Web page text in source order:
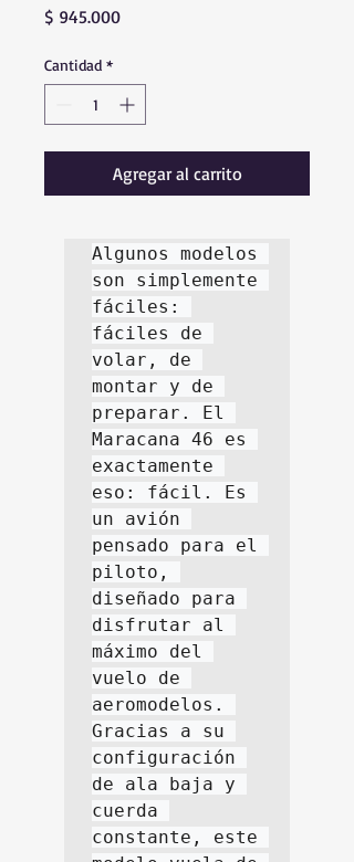
$ 945.000Precio
Cantidad *
Agregar al carrito
Algunos modelos
son simplemente
fáciles:
fáciles de
volar, de
montar y de
preparar. El
Maracana 46 es
exactamente
eso: fácil. Es
un avión
pensado para el
piloto,
diseñado para
disfrutar al
máximo del
vuelo de
aeromodelos.
Gracias a su
configuración
de ala baja y
cuerda
constante, este